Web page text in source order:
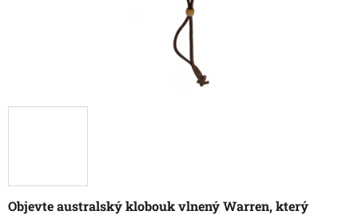
Objevte australský klobouk vlnený Warren, který